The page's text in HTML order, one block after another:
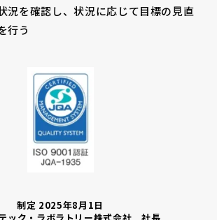
況を確認し、状況に応じて目標の見直
行う
制定 2025年8月1日
ック・ラボラトリー株式会社 社長